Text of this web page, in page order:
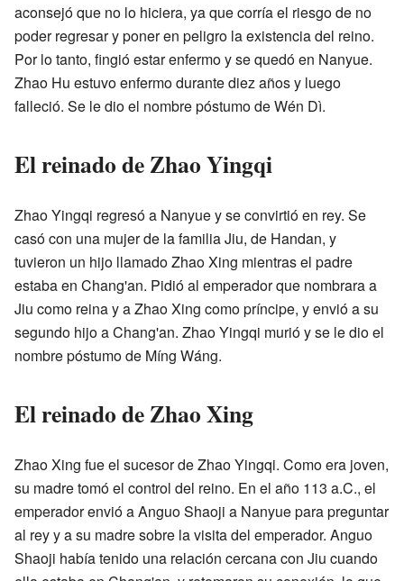
aconsejó que no lo hiciera, ya que corría el riesgo de no
poder regresar y poner en peligro la existencia del reino.
Por lo tanto, fingió estar enfermo y se quedó en Nanyue.
Zhao Hu estuvo enfermo durante diez años y luego
falleció. Se le dio el nombre póstumo de Wén Dì.
El reinado de Zhao Yingqi
Zhao Yingqi regresó a Nanyue y se convirtió en rey. Se
casó con una mujer de la familia Jiu, de Handan, y
tuvieron un hijo llamado Zhao Xing mientras el padre
estaba en Chang'an. Pidió al emperador que nombrara a
Jiu como reina y a Zhao Xing como príncipe, y envió a su
segundo hijo a Chang'an. Zhao Yingqi murió y se le dio el
nombre póstumo de Míng Wáng.
El reinado de Zhao Xing
Zhao Xing fue el sucesor de Zhao Yingqi. Como era joven,
su madre tomó el control del reino. En el año 113 a.C., el
emperador envió a Anguo Shaoji a Nanyue para preguntar
al rey y a su madre sobre la visita del emperador. Anguo
Shaoji había tenido una relación cercana con Jiu cuando